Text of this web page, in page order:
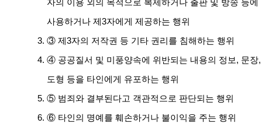
자의 이용 외의 목적으로 복제하거나 출판 및 방송 등에
사용하거나 제3자에게 제공하는 행위
③ 제3자의 저작권 등 기타 권리를 침해하는 행위
④ 공공질서 및 미풍양속에 위반되는 내용의 정보, 문장,
도형 등을 타인에게 유포하는 행위
⑤ 범죄와 결부된다고 객관적으로 판단되는 행위
⑥ 타인의 명예를 훼손하거나 불이익을 주는 행위